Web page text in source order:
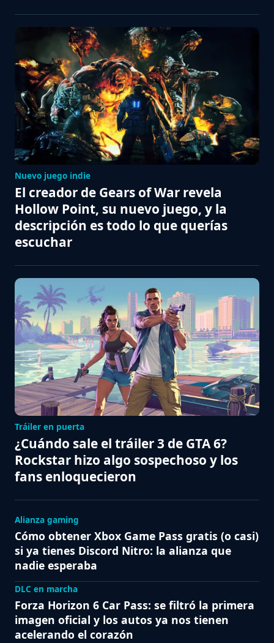
Nuevo juego indie
El creador de Gears of War revela
Hollow Point, su nuevo juego, y la
descripción es todo lo que querías
escuchar
Tráiler en puerta
¿Cuándo sale el tráiler 3 de GTA 6?
Rockstar hizo algo sospechoso y los
fans enloquecieron
Alianza gaming
Cómo obtener Xbox Game Pass gratis (o casi)
si ya tienes Discord Nitro: la alianza que
nadie esperaba
DLC en marcha
Forza Horizon 6 Car Pass: se filtró la primera
imagen oficial y los autos ya nos tienen
acelerando el corazón